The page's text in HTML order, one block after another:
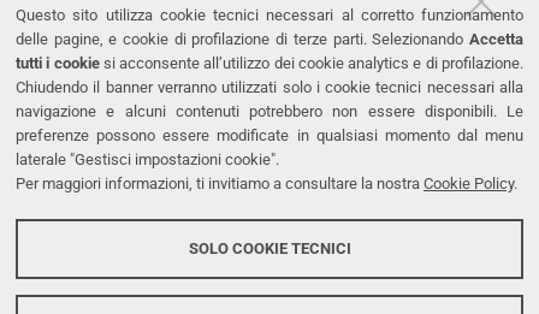
Questo sito utilizza cookie tecnici necessari al corretto funzionamento
delle pagine, e cookie di profilazione di terze parti. Selezionando Accetta
tutti i cookiesi acconsente all’utilizzo dei cookie analytics e di profilazione.
Chiudendo il banner verranno utilizzati solo i cookie tecnici necessari alla
navigazione e alcuni contenuti potrebbero non essere disponibili. Le
preferenze possono essere modificate in qualsiasi momento dal menu
laterale "Gestisci impostazioni cookie".
Per maggiori informazioni, ti invitiamo a consultare la nostra Cookie Policy.
SOLO COOKIE TECNICI
CONTATTI
Tel. +39 0532 293111
Fax. +39 0532 293031
PEC
LINKS
Accessibilità
Protezione dati personali